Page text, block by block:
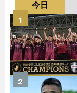
今日
1
2